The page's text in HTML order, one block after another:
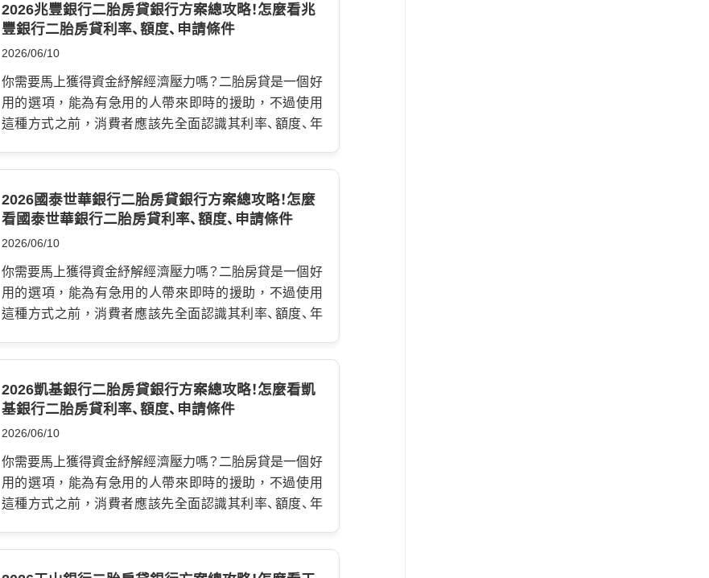
依照消費者債務清理相關制度，若民眾對金融機構積欠
債務，例如：卡債、信用貸款、房貸等，在走到法院更生或
清算之前， 通常需要先與債權金融機構進行前置協商或
調解。 前置協商的目標，是由債務人和金融機構討論一
個還得起的清償方案，例如拉長還款年限、降低月付金或
調整還款條件。 但要注意，協商不是沒有代價。 協商後
能受到限制。 因此，若還有能力透過債務整合正常處
債務整合 如果名下有房產，而且房屋還有可貸空間，可
以評估房屋增貸、轉貸或二胎房貸。 這種方式比較適合有
房屋、但信用或負債條件讓銀行不願意核貸的人。 例如名
下有房子，卻因為信貸太多、卡循過高、收入不穩，導致
銀行債務整合沒過。 這時候，如果房屋本身仍有價值，
就能透過不動產作為擔保，取得一筆資金，優先清償高
信貸。 房屋本身累積的價值，也可能成為整理債務的重
要！ 很多人一聽到債務整合，第一個問題就是：「利率多
少？」 利率低、並且符合法規是非常重要的，但卻不是唯
一重點。 真正要比較的是整體還款負擔。 假設你目前有
同、繳款日不同、剩餘期數不同。 表面上看起來只是三筆
貸款，但實際管理起來很容易混亂。 只要其中一筆遲
繳，就會影響信用紀錄。 債務整合的目的，就是把這些
壓力重新整理，並注意以下： 整合後月付金有沒有下降。
什麼是台中銀行二胎房貸？ 台中銀行二胎房貸是指當一
個人已擁有了一筆房屋貸款，仍然在償還時，再次申請
的一筆借貸，這次抵押權排在第二位，即為台中銀行二
胎，因此又稱為二順位貸款，這種方式常常用於補充第
一順位額度的不足，例如購買更大的房屋、進行家庭裝
修，然而準備申請時，需要小心評估風險，因為如果無
2026兆豐銀行二胎房貸銀行方案總攻略！怎麼看兆
豐銀行二胎房貸利率、額度、申請條件
2026/06/10
你需要馬上獲得資金紓解經濟壓力嗎？二胎房貸是一個好
用的選項，能為有急用的人帶來即時的援助，不過使用
這種方式之前，消費者應該先全面認識其利率、額度、年
什麼是兆豐銀行二胎房貸？ 兆豐二胎房貸是指當一個人
已擁有了一筆房屋貸款，仍然在償還時，再次申請的一
筆借貸，這次抵押權排在第二位，即為兆豐銀行二胎，
因此又稱為二順位貸款，這種方式常常用於補充第一順
位額度的不足，例如購買更大的房屋、進行家庭裝修，然
而準備申請時，需要小心評估風險，因為如果無法償還
2026國泰世華銀行二胎房貸銀行方案總攻略！怎麼
看國泰世華銀行二胎房貸利率、額度、申請條件
2026/06/10
你需要馬上獲得資金紓解經濟壓力嗎？二胎房貸是一個好
用的選項，能為有急用的人帶來即時的援助，不過使用
這種方式之前，消費者應該先全面認識其利率、額度、年
過程。 什麼是國泰世華銀行二胎房貸？ 國泰世華二胎房
貸房貸是指當一個人已擁有了一筆房屋貸款，仍然在償
還時，再次申請的一筆借貸，這次抵押權排在第二位，
即為國泰世華銀行二胎房貸，因此又稱為二順位貸款，
這種方式常常用於補充第一順位額度的不足，例如購買
更大的房屋、進行家庭裝修，然而準備申請時，需要小心
2026凱基銀行二胎房貸銀行方案總攻略！怎麼看凱
基銀行二胎房貸利率、額度、申請條件
2026/06/10
你需要馬上獲得資金紓解經濟壓力嗎？二胎房貸是一個好
用的選項，能為有急用的人帶來即時的援助，不過使用
這種方式之前，消費者應該先全面認識其利率、額度、年